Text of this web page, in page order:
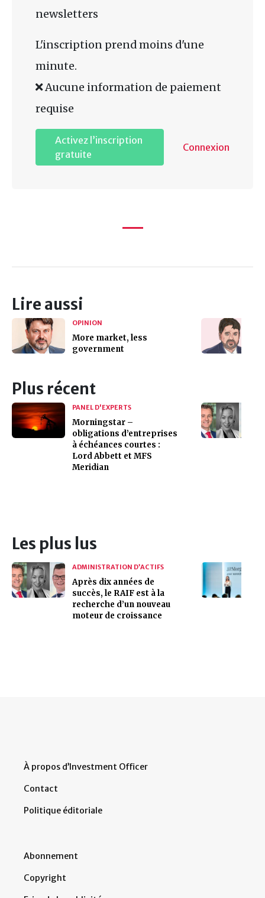
newsletters
L'inscription prend moins d'une
minute.
Aucune information de paiement
requise
Activez l’inscription
gratuite
Connexion
Lire aussi
OPINION
More market, less
government
Plus récent
PANEL D'EXPERTS
Morningstar –
obligations d’entreprises
à échéances courtes :
Lord Abbett et MFS
Meridian
Les plus lus
ADMINISTRATION D’ACTIFS
Après dix années de
succès, le RAIF est à la
recherche d’un nouveau
moteur de croissance
À propos d’Investment Officer
Contact
Politique éditoriale
Abonnement
Copyright